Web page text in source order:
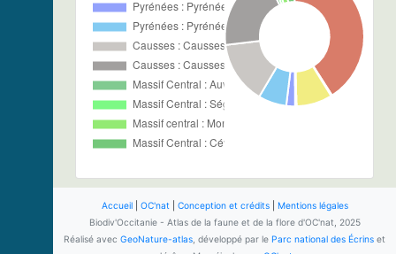
Accueil| OC'nat| Conception et crédits| Mentions légales
Biodiv'Occitanie - Atlas de la faune et de la flore d'OC'nat, 2025
Réalisé avec GeoNature-atlas , développé par le Parc national des Écrins et